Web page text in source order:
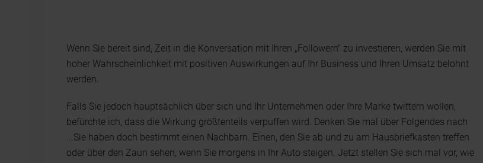
Wenn Sie bereit sind, Zeit in die Konversation mit Ihren „Followern" zu investieren, werden Sie mit
hoher Wahrscheinlichkeit mit positiven Auswirkungen auf Ihr Business und Ihren Umsatz belohnt
werden.
Falls Sie jedoch hauptsächlich über sich und Ihr Unternehmen oder Ihre Marke twittern wollen,
befürchte ich, dass die Wirkung größtenteils verpuffen wird. Denken Sie mal über Folgendes nach
...Sie haben doch bestimmt einen Nachbarn. Einen, den Sie ab und zu am Hausbriefkasten treffen
oder über den Zaun sehen, wenn Sie morgens in Ihr Auto steigen. Jetzt stellen Sie sich mal vor, wie